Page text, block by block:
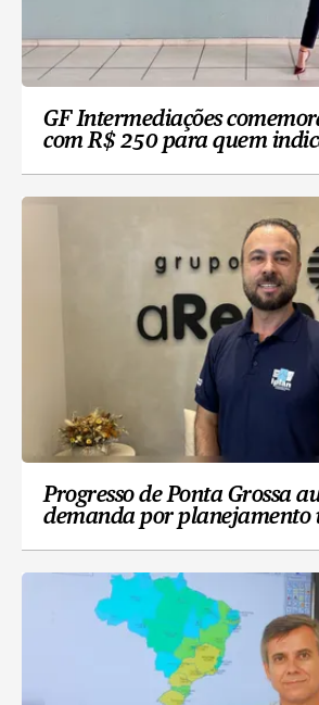
GF Intermediações
com R$ 250 para quem
Progresso de Ponta Grossa
demanda por planejamento